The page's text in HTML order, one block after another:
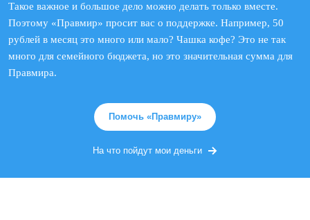
Такое важное и большое дело можно делать только вместе.
Поэтому «Правмир» просит вас о поддержке. Например, 50
рублей в месяц это много или мало? Чашка кофе? Это не так
много для семейного бюджета, но это значительная сумма для
Правмира.
Помочь «Правмиру»
На что пойдут мои деньги